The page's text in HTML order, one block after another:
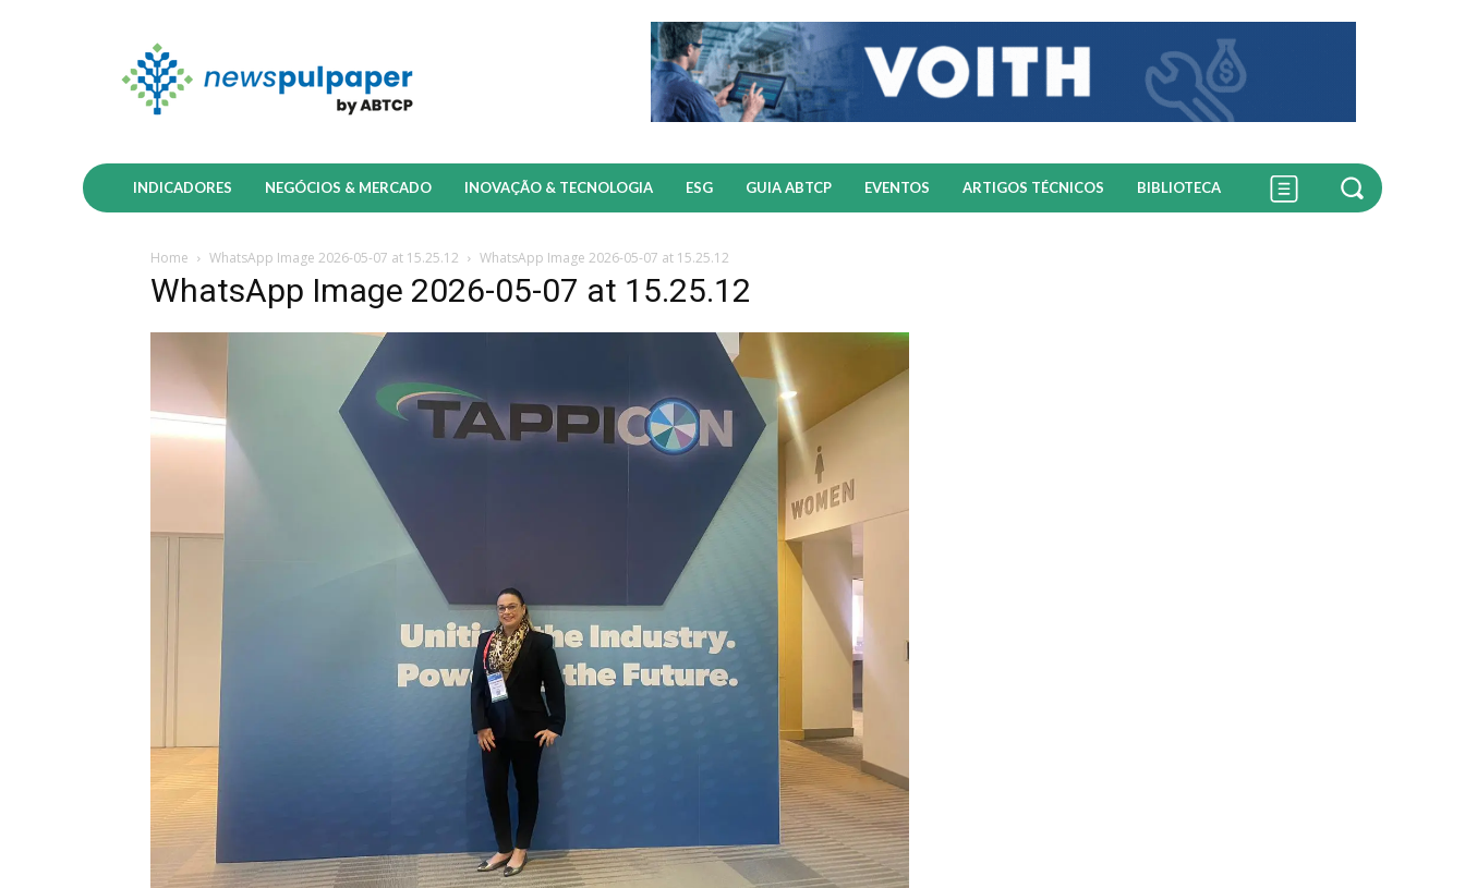
INDICADORES NEGÓCIOS & MERCADO INOVAÇÃO & TECNOLOGIA ESG GUIA ABTCP EVENTOS ARTIGOS TÉCNICOS BIBLIOTECA
Home WhatsApp Image 2026-05-07 at 15.25.12 WhatsApp Image 2026-05-07 at 15.25.12
WhatsApp Image 2026-05-07 at 15.25.12